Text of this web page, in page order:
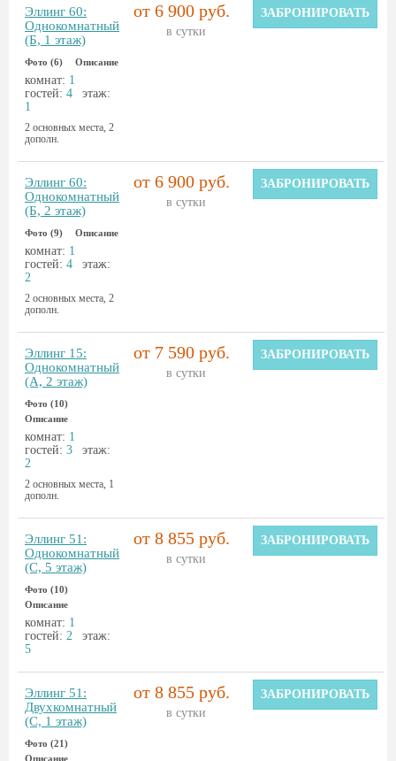
Эллинг 60:
Однокомнатный
(Б, 1 этаж)
Фото (6) Описание
комнат: 1
гостей: 4
этаж:
1
2 основных места, 2
дополн.
от 6 900 руб.
в сутки
ЗАБРОНИРОВАТЬ
Эллинг 60:
Однокомнатный
(Б, 2 этаж)
Фото (9) Описание
комнат: 1
гостей: 4
этаж:
2
2 основных места, 2
дополн.
от 6 900 руб.
в сутки
ЗАБРОНИРОВАТЬ
Эллинг 15:
Однокомнатный
(А, 2 этаж)
Фото (10)
Описание
комнат: 1
гостей: 3
этаж:
2
2 основных места, 1
дополн.
от 7 590 руб.
в сутки
ЗАБРОНИРОВАТЬ
Эллинг 51:
Однокомнатный
(С, 5 этаж)
Фото (10)
Описание
комнат: 1
гостей: 2
этаж:
5
от 8 855 руб.
в сутки
ЗАБРОНИРОВАТЬ
Эллинг 51:
Двухкомнатный
(С, 1 этаж)
Фото (21)
Описание
от 8 855 руб.
в сутки
ЗАБРОНИРОВАТЬ